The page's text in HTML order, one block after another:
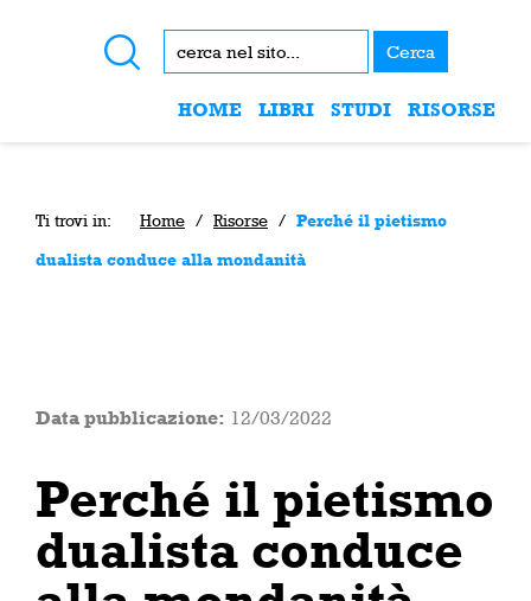
Cerca
HOME LIBRI STUDI RISORSE
Ti trovi in: Home / Risorse / Perché il pietismo
dualista conduce alla mondanità
Data pubblicazione: 12/03/2022
Perché il pietismo
dualista conduce